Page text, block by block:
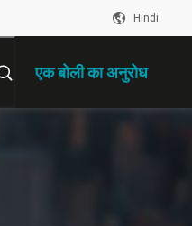
Hindi
एक बोली का अनुरोध